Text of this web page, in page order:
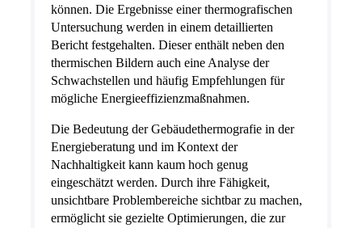
können. Die Ergebnisse einer thermografischen
Untersuchung werden in einem detaillierten
Bericht festgehalten. Dieser enthält neben den
thermischen Bildern auch eine Analyse der
Schwachstellen und häufig Empfehlungen für
mögliche Energieeffizienzmaßnahmen.
Die Bedeutung der Gebäudethermografie in der
Energieberatung und im Kontext der
Nachhaltigkeit kann kaum hoch genug
eingeschätzt werden. Durch ihre Fähigkeit,
unsichtbare Problembereiche sichtbar zu machen,
ermöglicht sie gezielte Optimierungen, die zur